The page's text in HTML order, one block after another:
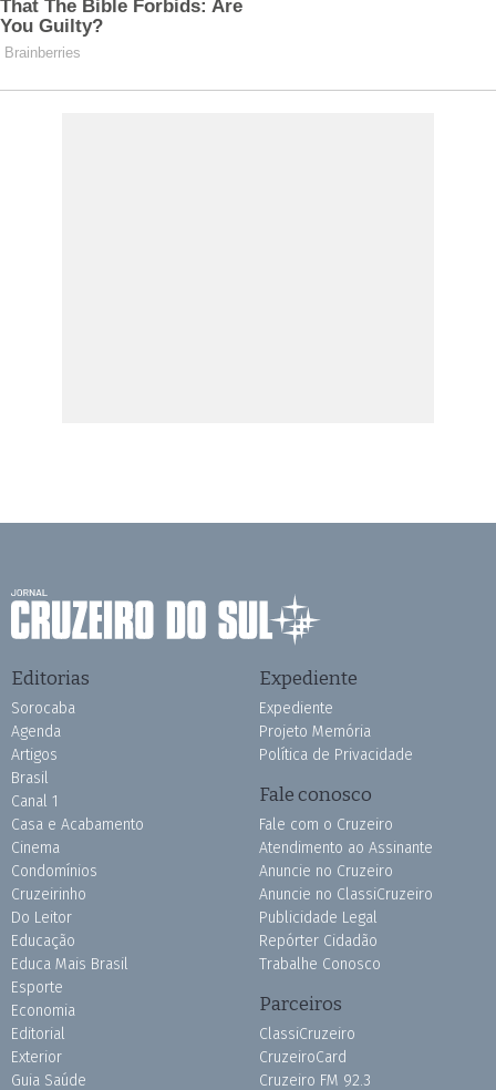
Editorias
Sorocaba
Agenda
Artigos
Brasil
Canal 1
Casa e Acabamento
Cinema
Condomínios
Cruzeirinho
Do Leitor
Educação
Educa Mais Brasil
Esporte
Economia
Editorial
Exterior
Guia Saúde
Expediente
Expediente
Projeto Memória
Política de Privacidade
Fale conosco
Fale com o Cruzeiro
Atendimento ao Assinante
Anuncie no Cruzeiro
Anuncie no ClassiCruzeiro
Publicidade Legal
Repórter Cidadão
Trabalhe Conosco
Parceiros
ClassiCruzeiro
CruzeiroCard
Cruzeiro FM 92.3